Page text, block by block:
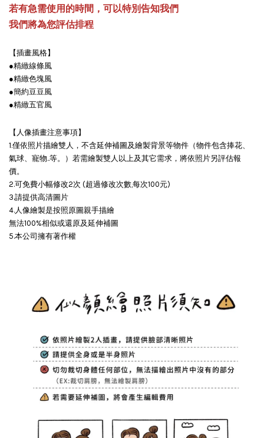
若有急需使用的時間，可以特別告知我們
我們將為您評估排程
【插畫風格】
●精緻線條風
●精緻色塊風
●簡約豆豆風
●精緻五官風
【人像插畫注意事項】
1.僅依照片描繪雙人，不含延伸補圖及繪製背景等物件（物件包含捧花、
氣球、寵物..等。）若需繪製雙人以上及其它需求，將依照片另評估報
價。
2.可免費小幅修改2次 (超過修改次數,每次100元)
3.請提供高清圖片
4.人像繪製是按照原圖親手描繪
無法100%相似或還原及延伸補圖
5.本公司擁有著作權